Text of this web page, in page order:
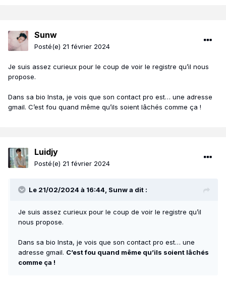
Sunw
Posté(e) 21 février 2024
Je suis assez curieux pour le coup de voir le registre qu’il nous
propose.
Dans sa bio Insta, je vois que son contact pro est… une adresse
gmail. C’est fou quand même qu’ils soient lâchés comme ça !
Luidjy
Posté(e) 21 février 2024
Le 21/02/2024 à 16:44, Sunwa dit :
Je suis assez curieux pour le coup de voir le registre qu’il
nous propose.
Dans sa bio Insta, je vois que son contact pro est… une
adresse gmail. C’est fou quand même qu’ils soient lâchés
comme ça !